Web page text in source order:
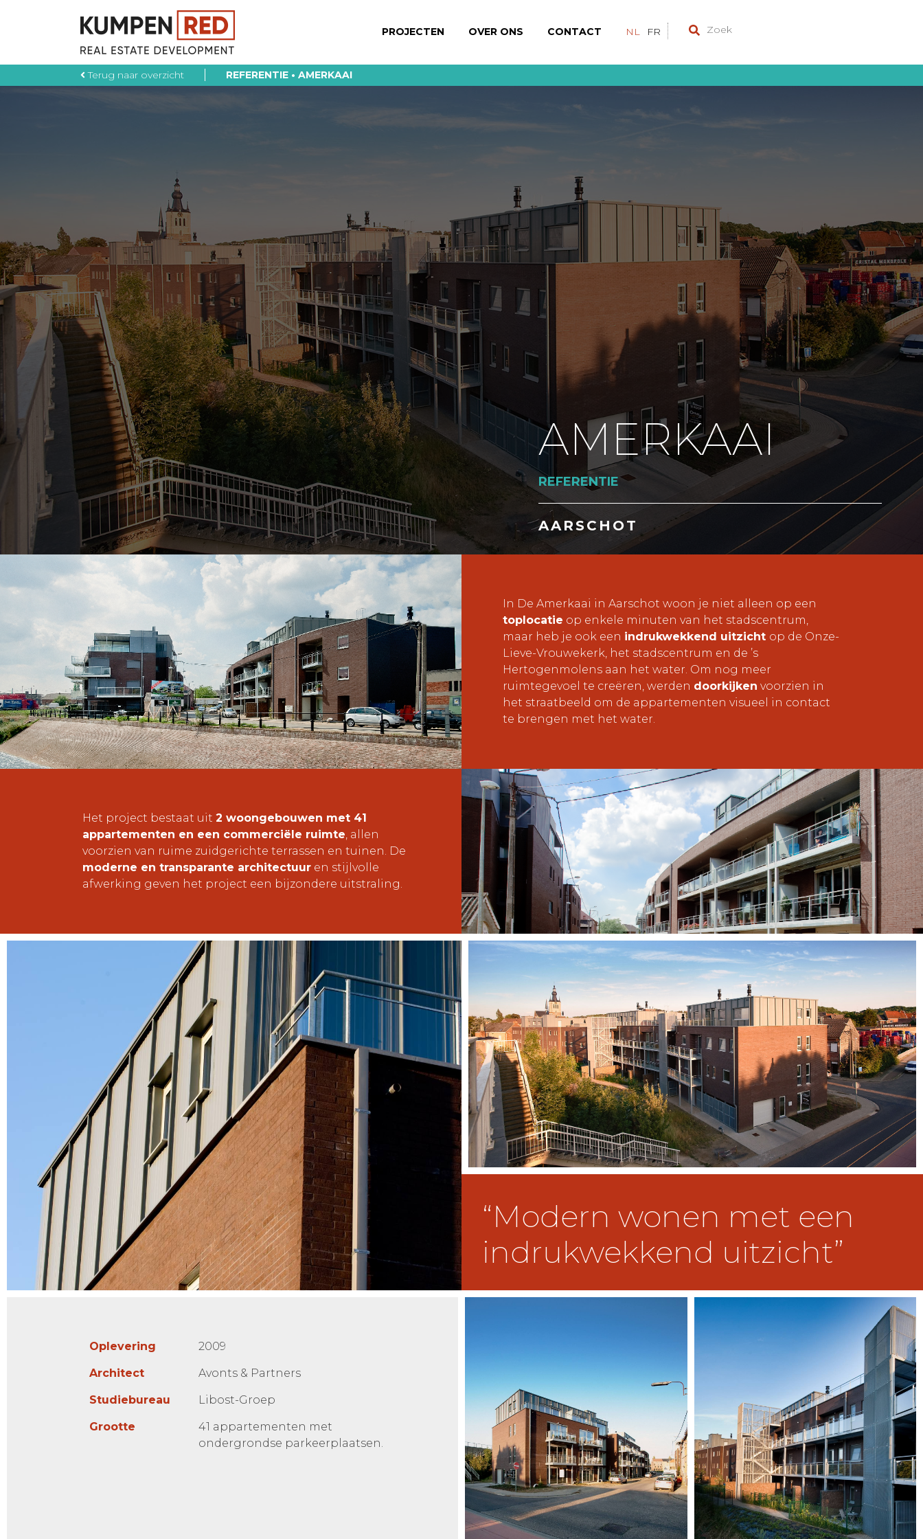
PROJECTEN OVER ONS CONTACT NL FR
Terug naar overzicht REFERENTIE • AMERKAAI
AMERKAAI
REFERENTIE
AARSCHOT
In De Amerkaai in Aarschot woon je niet alleen op een
toplocatie op enkele minuten van het stadscentrum,
maar heb je ook een indrukwekkend uitzicht op de Onze-
Lieve-Vrouwekerk, het stadscentrum en de ’s
Hertogenmolens aan het water. Om nog meer
ruimtegevoel te creëren, werden doorkijken voorzien in
het straatbeeld om de appartementen visueel in contact
te brengen met het water.
Het project bestaat uit 2 woongebouwen met 41
appartementen en een commerciële ruimte , allen
voorzien van ruime zuidgerichte terrassen en tuinen. De
moderne en transparante architectuur en stijlvolle
afwerking geven het project een bijzondere uitstraling.
“Modern wonen met een
indrukwekkend uitzicht”
Oplevering 2009
Architect Avonts & Partners
Studiebureau Libost-Groep
Grootte
41 appartementen met
ondergrondse parkeerplaatsen.